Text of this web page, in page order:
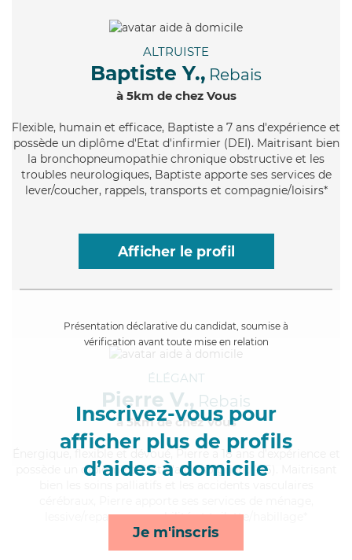
ALTRUISTE
Baptiste Y., Rebais
à 5km de chez Vous
Flexible, humain et efficace, Baptiste a 7 ans d'expérience et
possède un diplôme d'Etat d'infirmier (DEI). Maitrisant bien
la bronchopneumopathie chronique obstructive et les
troubles neurologiques, Baptiste apporte ses services de
lever/coucher, rappels, transports et compagnie/loisirs*
Afficher le profil
Présentation déclarative du candidat, soumise à
vérification avant toute mise en relation
Inscrivez-vous pour
afficher plus de profils
d’aides à domicile
Je m'inscris
ÉLÉGANT
Pierre V., Rebais
à 5km de chez Vous
, flexible et dévoué, Pierre a 18 ans d'expérience et
possède un diplôme d'Etat d'aide-soignant (AS). Maitrisant
lessive/repassage, mobilité et toilette/habillage*